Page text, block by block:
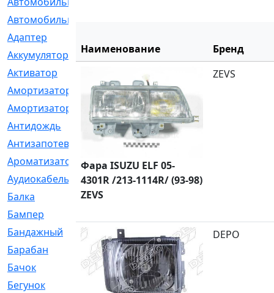
Автомобильный
Адаптер
Аккумулятор
[2]
Активатор
Амортизатор
[608]
Амортизаторы
[21]
Антидождь
[1]
Антизапотеватель
[1]
Ароматизатор
[35]
Аудиокабель
[2]
Балка
Бампер
Бандажный
[6]
Барабан
[5]
Бачок
[40]
Бегунок
[21]
Наименование Бренд
Фара ISUZU ELF 05-
4301R /213-1114R/ (93-98)
ZEVS
ZEVS
DEPO